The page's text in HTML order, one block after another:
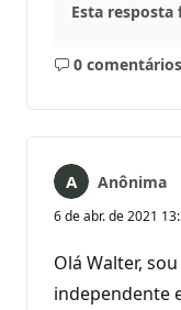
Esta resposta
0 comentários
Sem
Anônima
6 de abr. de 2021
Olá Walter,
independente